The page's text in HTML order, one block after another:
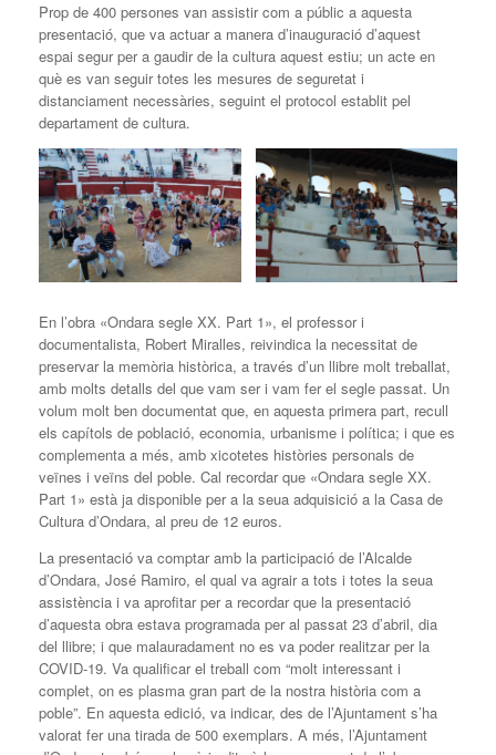
Prop de 400 persones van assistir com a públic a aquesta
presentació, que va actuar a manera d’inauguració d’aquest
espai segur per a gaudir de la cultura aquest estiu; un acte en
què es van seguir totes les mesures de seguretat i
distanciament necessàries, seguint el protocol establit pel
departament de cultura.
En l’obra «Ondara segle XX. Part 1», el professor i
documentalista, Robert Miralles, reivindica la necessitat de
preservar la memòria històrica, a través d’un llibre molt treballat,
amb molts detalls del que vam ser i vam fer el segle passat. Un
volum molt ben documentat que, en aquesta primera part, recull
els capítols de població, economia, urbanisme i política; i que es
complementa a més, amb xicotetes històries personals de
veïnes i veïns del poble. Cal recordar que «Ondara segle XX.
Part 1» està ja disponible per a la seua adquisició a la Casa de
Cultura d’Ondara, al preu de 12 euros.
La presentació va comptar amb la participació de l’Alcalde
d’Ondara, José Ramiro, el qual va agrair a tots i totes la seua
assistència i va aprofitar per a recordar que la presentació
d’aquesta obra estava programada per al passat 23 d’abril, dia
del llibre; i que malauradament no es va poder realitzar per la
COVID-19. Va qualificar el treball com “molt interessant i
complet, on es plasma gran part de la nostra història com a
poble”. En aquesta edició, va indicar, des de l’Ajuntament s’ha
valorat fer una tirada de 500 exemplars. A més, l’Ajuntament